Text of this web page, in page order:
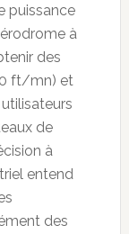
puissance
à
des
ft/mn) et
de
à
entend
des